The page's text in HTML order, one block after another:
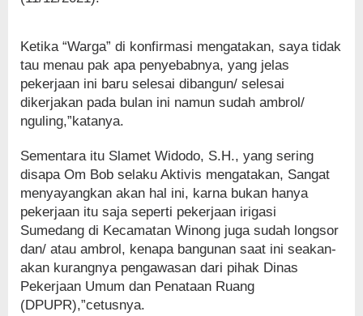
Ketika “Warga” di konfirmasi mengatakan, saya tidak
tau menau pak apa penyebabnya, yang jelas
pekerjaan ini baru selesai dibangun/ selesai
dikerjakan pada bulan ini namun sudah ambrol/
nguling,”katanya.
Sementara itu Slamet Widodo, S.H., yang sering
disapa Om Bob selaku Aktivis mengatakan, Sangat
menyayangkan akan hal ini, karna bukan hanya
pekerjaan itu saja seperti pekerjaan irigasi
Sumedang di Kecamatan Winong juga sudah longsor
dan/ atau ambrol, kenapa bangunan saat ini seakan-
akan kurangnya pengawasan dari pihak Dinas
Pekerjaan Umum dan Penataan Ruang
(DPUPR),”cetusnya.